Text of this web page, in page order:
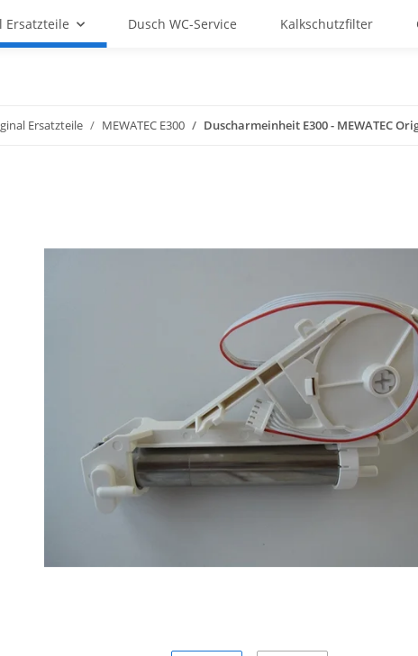
Ersatzteile Dusch WC-Service Kalkschutzfilter
Ersatzteile MEWATEC E300 Duscharmeinheit E300 - MEWATEC